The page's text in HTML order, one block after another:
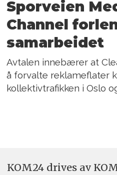
Sporveien
Channel
samarbeidet
Avtalen innebærer at
å forvalte reklameflater
kollektivtrafikken i Oslo
KOM24 drives av